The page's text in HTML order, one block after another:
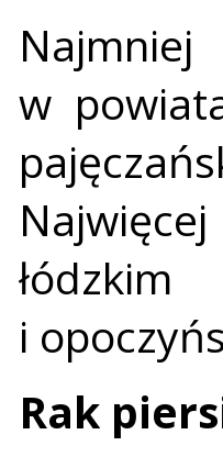
w
i
Rak